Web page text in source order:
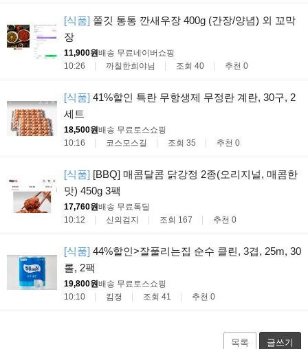
[식품] 쫄깃 통통 깐새우장 400g (간장/양념) 외 꼬막
장
11,900원배송 무료네이버쇼핑
10:26
까칠한희야님 조회 40 추천 0
[식품] 41%할인 특란 무항생제 무정란 계란, 30구, 2
세트
18,500원배송 무료토스쇼핑
10:16
코스모스길 조회 35 추천 0
[식품] [BBQ] 매콤달콤 닭강정 2종(오리지널, 매콤한
맛) 450g 3팩
17,760원배송 무료톡딜
10:12
신의검지 조회 167 추천 0
[식품] 44%할인>잘풀리는집 순수 클린, 3겹, 25m, 30
롤, 2팩
19,800원배송 무료토스쇼핑
10:10
킴졍 조회 41 추천 0
목록 글쓰기